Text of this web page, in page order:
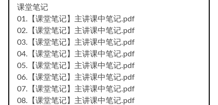
课堂笔记
01.【课堂笔记】主讲课中笔记.pdf
02.【课堂笔记】主讲课中笔记.pdf
03.【课堂笔记】主讲课中笔记.pdf
04.【课堂笔记】主讲课中笔记.pdf
05.【课堂笔记】主讲课中笔记.pdf
06.【课堂笔记】主讲课中笔记.pdf
07.【课堂笔记】主讲课中笔记.pdf
08.【课堂笔记】主讲课中笔记.pdf